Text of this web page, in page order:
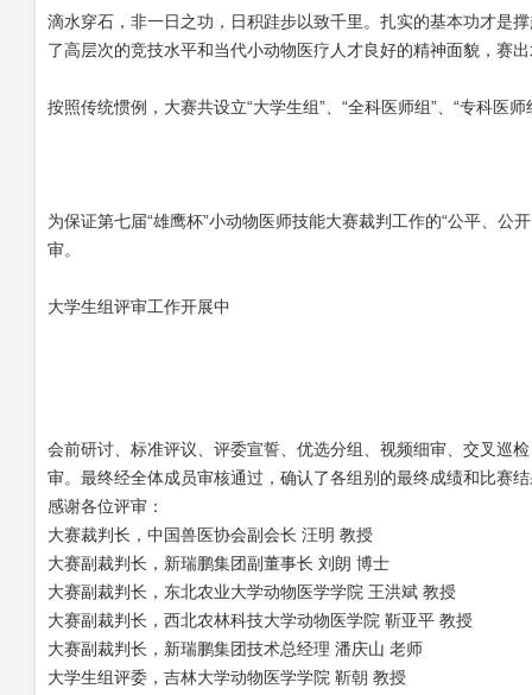
滴水穿石，非一日之功，日积跬步以致千里。扎实的基本功才是
了高层次的竞技水平和当代小动物医疗人才良好的精神面貌，赛
按照传统惯例，大赛共设立“大学生组”、“全科医师组”、“专科医
为保证第七届“雄鹰杯”小动物医师技能大赛裁判工作的“公平、
审。
大学生组评审工作开展中
会前研讨、标准评议、评委宣誓、优选分组、视频细审、交叉巡检
审。最终经全体成员审核通过，确认了各组别的最终成绩和比赛
感谢各位评审：
大赛裁判长，中国兽医协会副会长 汪明 教授
大赛副裁判长，新瑞鹏集团副董事长 刘朗 博士
大赛副裁判长，东北农业大学动物医学学院 王洪斌 教授
大赛副裁判长，西北农林科技大学动物医学院 靳亚平 教授
大赛副裁判长，新瑞鹏集团技术总经理 潘庆山 老师
大学生组评委，吉林大学动物医学学院 靳朝 教授